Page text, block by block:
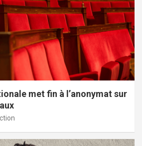
met fin à l’anonymat sur